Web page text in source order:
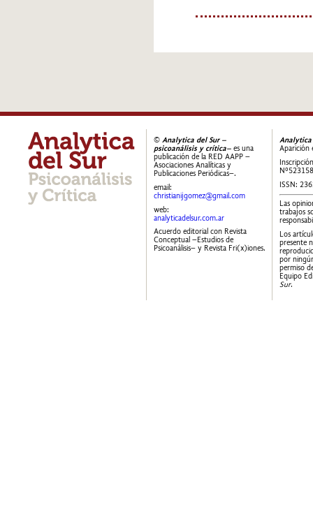
© Analytica del Sur –
psicoanálisis y crítica– es una
publicación de la RED AAPP –
Asociaciones Analíticas y
Publicaciones Periódicas–.
email:
christianijgomez@gmail.com
web:
analyticadelsur.com.ar
Acuerdo editorial con Revista
Conceptual –Estudios de
Psicoanálisis– y Revista Fri(x)iones.
Analytica
Aparición
ISSN:
Las
trabajos
Los
presente
por
permiso
Equipo
Sur.